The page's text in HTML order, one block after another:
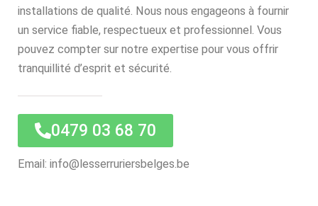
installations de qualité. Nous nous engageons à fournir
un service fiable, respectueux et professionnel. Vous
pouvez compter sur notre expertise pour vous offrir
tranquillité d’esprit et sécurité.
0479 03 68 70
Email: info@lesserruriersbelges.be